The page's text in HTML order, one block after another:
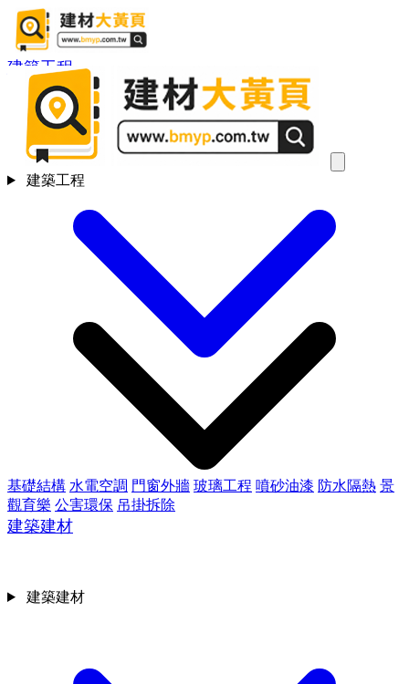
建築工程
基礎結構 水電空調 門窗外牆 玻璃工程 噴砂油漆 防水隔熱 景
觀育樂 公害環保 吊掛拆除
建築建材
建築工程
建築建材